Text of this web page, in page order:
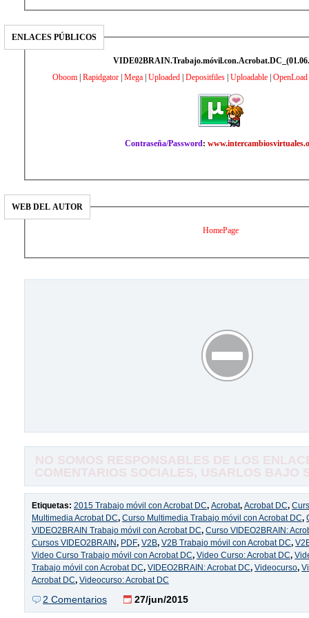
ENLACES PÚBLICOS
Oboom Rapidgator Mega Uploaded Depositfiles Uploadable OpenLoad
Contraseña/Password:
WEB DEL AUTOR
HomePage
Etiquetas: 2015 Trabajo móvil con Acrobat DC, Acrobat, Acrobat DC,
Multimedia Acrobat DC, Curso Multimedia Trabajo móvil con Acrobat DC,
VIDEO2BRAIN Trabajo móvil con Acrobat DC, Curso VIDEO2BRAIN:
Cursos VIDEO2BRAIN, PDF, V2B, V2B Trabajo móvil con Acrobat DC,
Video Curso Trabajo móvil con Acrobat DC, Video Curso: Acrobat DC,
Trabajo móvil con Acrobat DC, VIDEO2BRAIN: Acrobat DC, Videocurso,
Acrobat DC, Videocurso: Acrobat DC
2 Comentarios 27/jun/2015